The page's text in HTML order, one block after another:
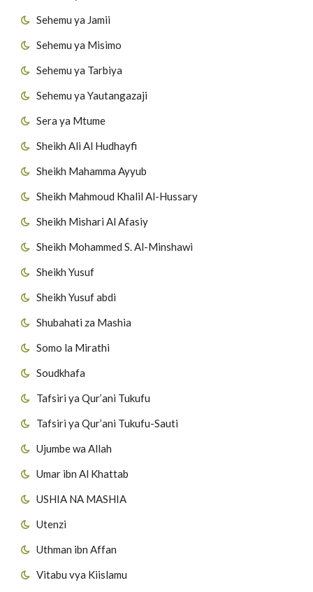
Sehemu ya Jamii
Sehemu ya Misimo
Sehemu ya Tarbiya
Sehemu ya Yautangazaji
Sera ya Mtume
Sheikh Ali Al Hudhayfi
Sheikh Mahamma Ayyub
Sheikh Mahmoud Khalil Al-Hussary
Sheikh Mishari Al Afasiy
Sheikh Mohammed S. Al-Minshawi
Sheikh Yusuf
Sheikh Yusuf abdi
Shubahati za Mashia
Somo la Mirathi
Soudkhafa
Tafsiri ya Qur’ani Tukufu
Tafsiri ya Qur’ani Tukufu-Sauti
Ujumbe wa Allah
Umar ibn Al Khattab
USHIA NA MASHIA
Utenzi
Uthman ibn Affan
Vitabu vya Kiislamu